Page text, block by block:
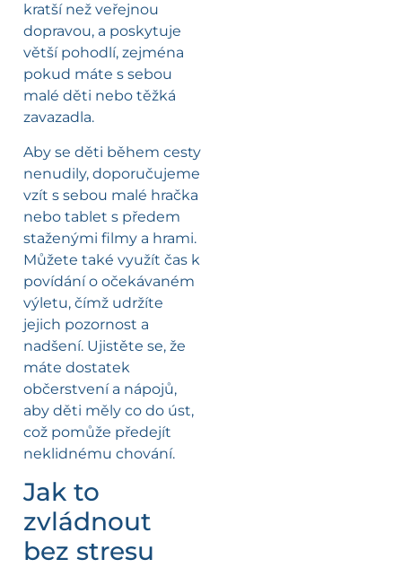
kratší než veřejnou
dopravou, a poskytuje
větší pohodlí, zejména
pokud máte s sebou
malé děti nebo těžká
zavazadla.
Aby se děti během cesty
nenudily, doporučujeme
vzít s sebou malé hračka
nebo tablet s předem
staženými filmy a hrami.
Můžete také využít čas k
povídání o očekávaném
výletu, čímž udržíte
jejich pozornost a
nadšení. Ujistěte se, že
máte dostatek
občerstvení a nápojů,
aby děti měly co do úst,
což pomůže předejít
neklidnému chování.
Jak to
zvládnout
bez stresu